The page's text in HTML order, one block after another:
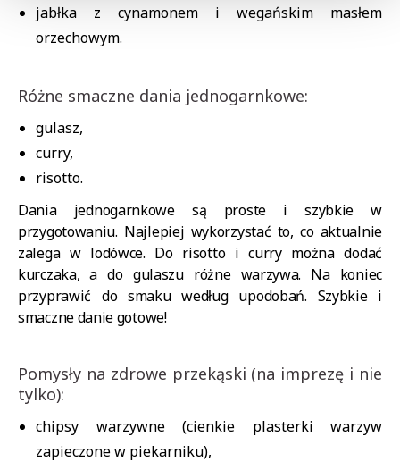
jabłka z cynamonem i wegańskim masłem
orzechowym.
Różne smaczne dania jednogarnkowe:
gulasz,
curry,
risotto.
Dania jednogarnkowe są proste i szybkie w
przygotowaniu. Najlepiej wykorzystać to, co aktualnie
zalega w lodówce. Do risotto i curry można dodać
kurczaka, a do gulaszu różne warzywa. Na koniec
przyprawić do smaku według upodobań. Szybkie i
smaczne danie gotowe!
Pomysły na zdrowe przekąski (na imprezę i nie
tylko):
chipsy warzywne (cienkie plasterki warzyw
zapieczone w piekarniku),